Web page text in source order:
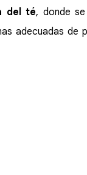
del té, donde
adecuadas de